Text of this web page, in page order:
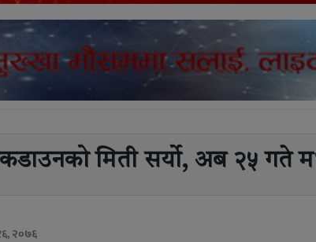
मिती सर्यो, अब २५ गते
२०७६